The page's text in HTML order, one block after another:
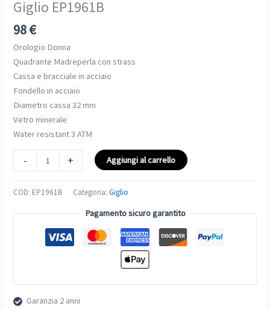
Giglio EP1961B
98€
Orologio Donna
Quadrante Madreperla con strass
Cassa e bracciale in acciaio
Fondello in acciaio
Diametro cassa 32 mm
Vetro minerale
Water resistant 3 ATM
-
quantità
+ Aggiungi al carrello
COD: EP1961B Categoria:Giglio
Pagamento sicuro garantito
Garanzia 2 anni